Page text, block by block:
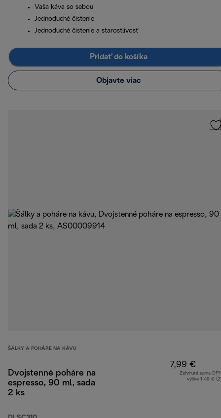
Vaša káva so sebou
Jednoduché čistenie
Jednoduché čistenie a starostlivosť
Pridať do košíka
Objavte viac
ŠÁLKY A POHÁRE NA KÁVU
Dvojstenné poháre na
espresso, 90 ml, sada
2 ks
7,99 €
Zahrnutá suma
výške 1,49 €